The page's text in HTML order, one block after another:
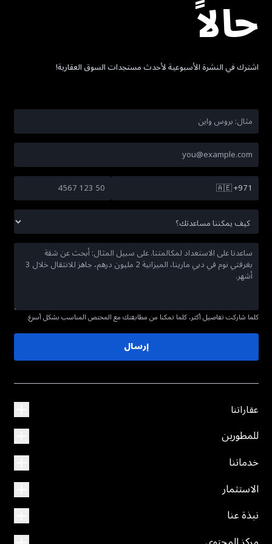
حالاً
اشترك في النشرة الأسبوعية لأحدث مستجدات السوق العقارية!
🇦🇪+971
كلما شاركت تفاصيل أكثر، كلما تمكنا من مطابقتك مع المختص المناسب بشكل أسرع.
إرسال
عقاراتنا
للمطورين
خدماتنا
الاستثمار
نبذة عنا